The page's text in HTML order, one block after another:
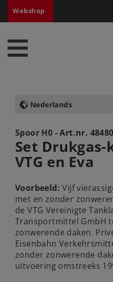
Webshop
Nederlands
Spoor H0 - Art.nr. 48480
Set
VTG en Eva
Voorbeeld: Vijf
met en zonder
de VTG Vereinigte
Transportmittel GmbH
zonwerende daken.
Eisenbahn
zonder zonwerende
uitvoering omstreeks